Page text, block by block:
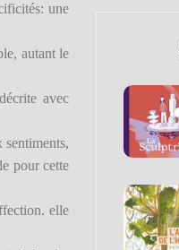
une
autant le
avec
sentiments,
pour cette
elle